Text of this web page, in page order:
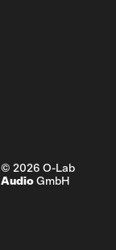
© 2026 O-Lab
Audio GmbH